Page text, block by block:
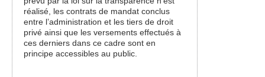
réalisé, les contrats de mandat conclus
entre l’administration et les tiers de droit
privé ainsi que les versements effectués à
ces derniers dans ce cadre sont en
principe accessibles au public.